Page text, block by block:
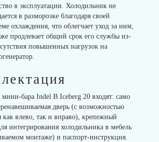
в эксплуатации. Холодильник не
в разморозке благодаря своей
охлаждения, что облегчает уход за ним,
продлевает общий срок его службы из-
повышенных нагрузок на
бара Indel В Iceberg 20 входят: само
дверь (с возможностью
как влево, так и вправо), крепежный
интегрирования холодильника в мебель
монтаже) и паспорт-инструкция.